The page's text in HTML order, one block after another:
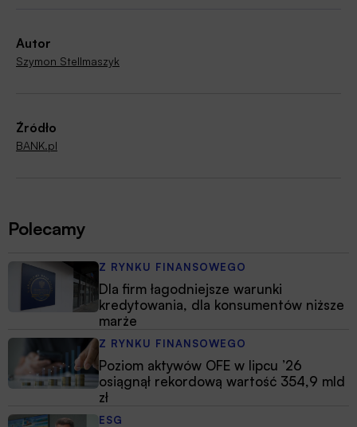
Autor
Szymon Stellmaszyk
Źródło
BANK.pl
Polecamy
Z RYNKU FINANSOWEGO
Dla firm łagodniejsze warunki
kredytowania, dla konsumentów niższe
marże
Z RYNKU FINANSOWEGO
Poziom aktywów OFE w lipcu ’26
osiągnął rekordową wartość 354,9 mld
zł
ESG